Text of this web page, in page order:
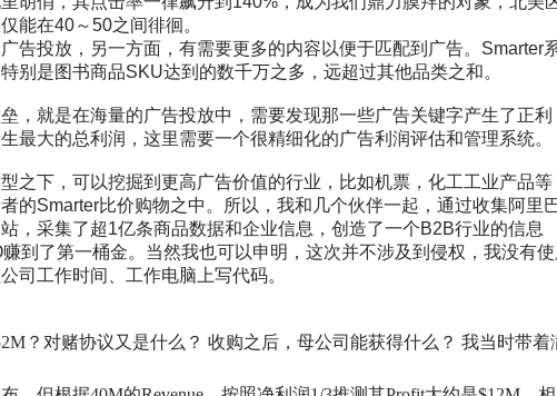
能在40～50之间徘徊。
告投放，另一方面，有需要更多的内容以便于匹配到广告。 Smarter
别是图书商品SKU达到的数千万之多， 远超过其他品类之和。
，就是在海量的广告投放中，需要发现那一些广告关键字产生了正利
最大的总利润，这里需要一个很精细化的广告利润评估和管理系统。
之下，可以挖掘到更高广告价值的行业，比如机票，化工工业产品等
的Smarter比价购物之中。所以，我和几个伙伴一起，通过收集阿里
，采集了超1亿条商品数据和企业信息，创造了一个B2B行业的信息
赚到了第一桶金。当然我也可以申明，这次并不涉及到侵权，我没有使
司工作时间、工作电脑上写代码。
？对赌协议又是什么？ 收购之后，母公司能获得什么？ 我当时带着